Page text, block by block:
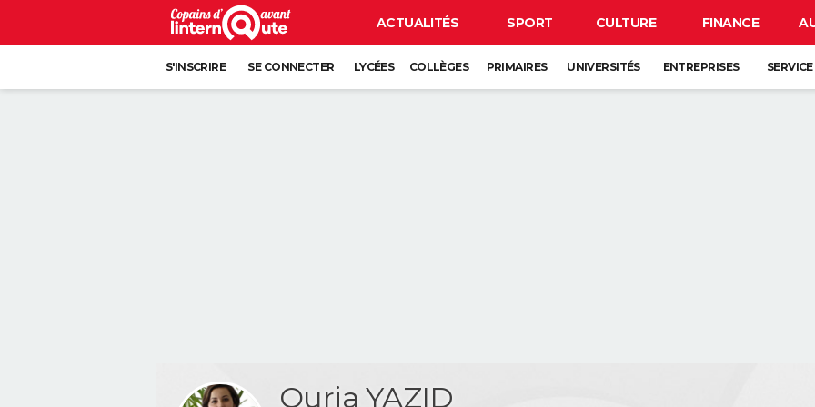
ACTUALITÉS SPORT CULTURE FINANCE
S'INSCRIRE SE CONNECTER LYCÉES COLLÈGES PRIMAIRES UNIVERSITÉS ENTREPRISES
Ouria YAZID